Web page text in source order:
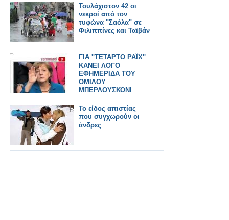
Τουλάχιστον 42 οι
νεκροί από τον
τυφώνα "Σαόλα" σε
Φιλιππίνες και Ταϊβάν
ΓΙΑ ''ΤΕΤΑΡΤΟ ΡΑΪΧ''
ΚΑΝΕΙ ΛΟΓΟ
ΕΦΗΜΕΡΙΔΑ ΤΟΥ
ΟΜΙΛΟΥ
ΜΠΕΡΛΟΥΣΚΟΝΙ
Το είδος απιστίας
που συγχωρούν οι
άνδρες